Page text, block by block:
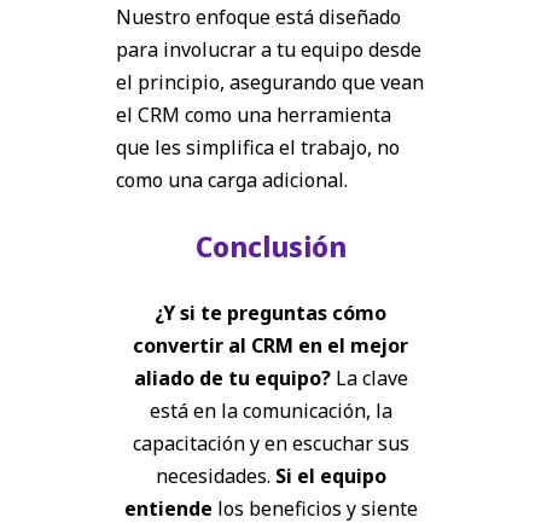
Nuestro enfoque está diseñado
para involucrar a tu equipo desde
el principio, asegurando que vean
el CRM como una herramienta
que les simplifica el trabajo, no
como una carga adicional.
Conclusión
¿Y si te preguntas cómo
convertir al CRM en el mejor
aliado de tu equipo?La clave
está en la comunicación, la
capacitación y en escuchar sus
necesidades. Si el equipo
entiende los beneficios y siente